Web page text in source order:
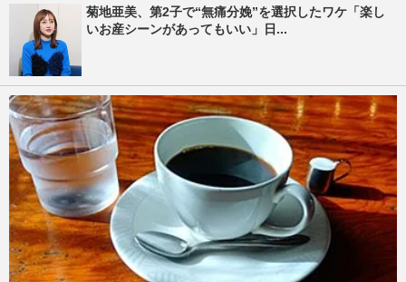
菊地亜美、第2子で“無痛分娩”を選択したワケ「楽し
いお産シーンがあってもいい」日...